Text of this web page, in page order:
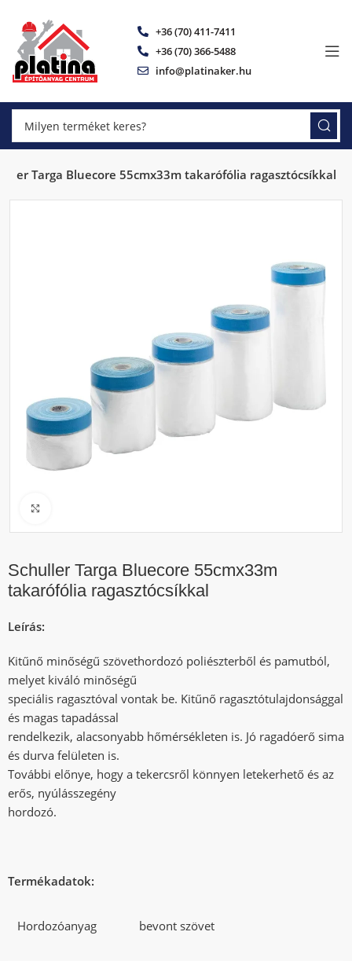
+36 (70) 411-7411
+36 (70) 366-5488
info@platinaker.hu
Targa Bluecore 55cmx33m takarófólia ragasztócsíkkal
Schuller Targa Bluecore 55cmx33m
takarófólia ragasztócsíkkal
Leírás:
Kitűnő minőségű szövethordozó poliészterből és pamutból,
melyet kiváló minőségű
speciális ragasztóval vontak be. Kitűnő ragasztótulajdonsággal
és magas tapadással
rendelkezik, alacsonyabb hőmérsékleten is. Jó ragadóerő sima
és durva felületen is.
További előnye, hogy a tekercsről könnyen letekerhető és az
erős, nyúlásszegény
hordozó.
Termékadatok:
Hordozóanyag bevont szövet